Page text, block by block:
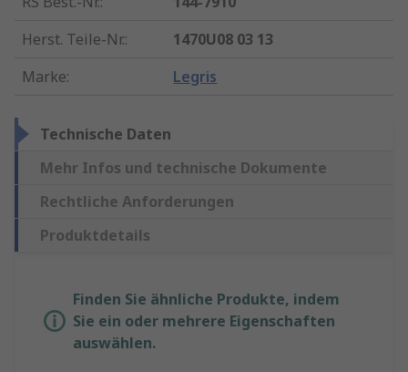
Herst. Teile-Nr.:
1470U08 03 13
Marke: Legris
Technische Daten
Mehr Infos und technische Dokumente
Rechtliche Anforderungen
Produktdetails
Finden Sie ähnliche Produkte, indem
Sie ein oder mehrere Eigenschaften
auswählen.